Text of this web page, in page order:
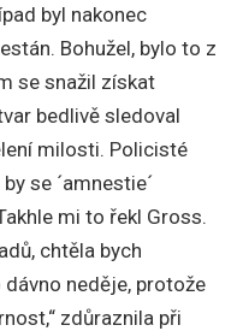
byl nakonec
Bohužel, bylo to z
se snažil získat
bedlivě sledoval
milosti. Policisté
se ´amnestie´
mi to řekl Gross.
chtěla bych
neděje, protože
zdůraznila při